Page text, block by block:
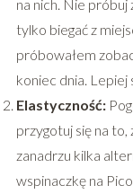
na nich. Nie
tylko biegać z
próbowałem
koniec dnia. Lepiej
Elastyczność:
przygotuj się na to,
zanadrzu kilka
wspinaczkę na